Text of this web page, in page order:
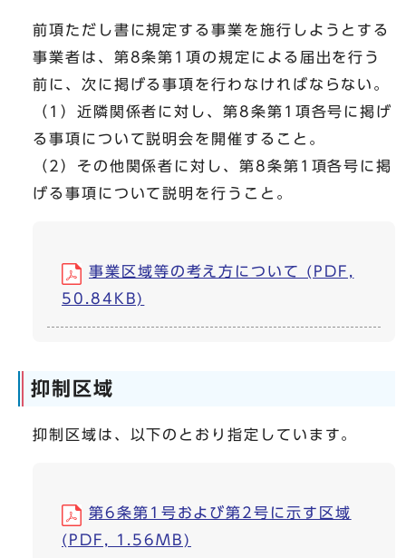
前項ただし書に規定する事業を施行しようとする
事業者は、第8条第1項の規定による届出を行う
前に、次に掲げる事項を行わなければならない。
（1）近隣関係者に対し、第8条第1項各号に掲げ
る事項について説明会を開催すること。
（2）その他関係者に対し、第8条第1項各号に掲
げる事項について説明を行うこと。
事業区域等の考え方について (PDF,
50.84KB)
抑制区域
抑制区域は、以下のとおり指定しています。
第6条第1号および第2号に示す区域
(PDF, 1.56MB)